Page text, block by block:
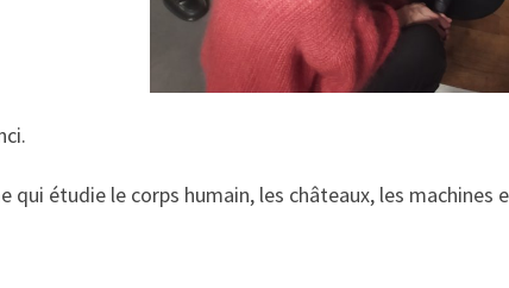
qui étudie le corps humain, les châteaux, les